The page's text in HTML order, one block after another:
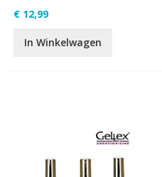
€ 12,99
In Winkelwagen